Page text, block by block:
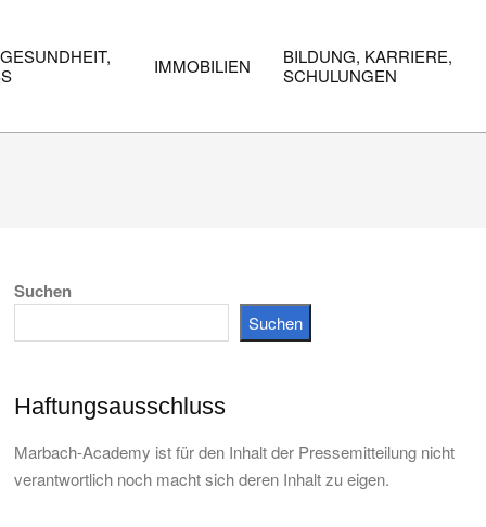
IMMOBILIEN
BILDUNG, KARRIERE,
SCHULUNGEN
Suchen
Suchen
Haftungsausschluss
Marbach-Academy ist für den Inhalt der Pressemitteilung nicht
verantwortlich noch macht sich deren Inhalt zu eigen.